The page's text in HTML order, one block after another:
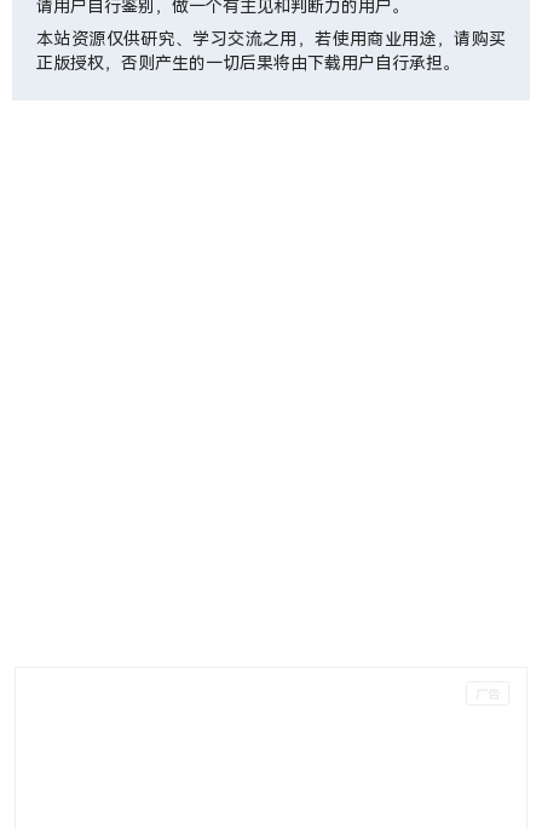
请用户自行鉴别，做一个有主见和判断力的用户。
本站资源仅供研究、学习交流之用，若使用商业用途，请购买
正版授权，否则产生的一切后果将由下载用户自行承担。